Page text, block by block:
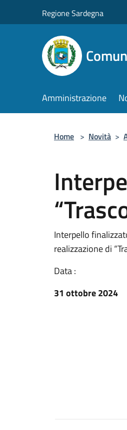
Regione Sardegna
Amministrazione
Home > Novità >
Interpello
realizzazione di
Data :
31 ottobre 2024